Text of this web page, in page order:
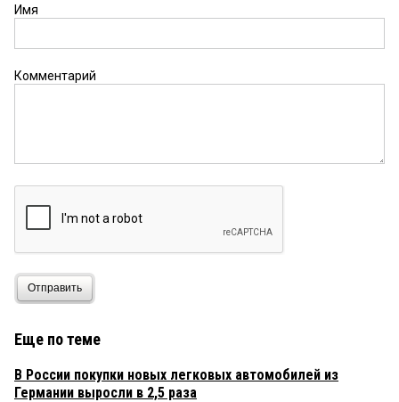
Имя
Комментарий
Отправить
Еще по теме
В России покупки новых легковых автомобилей из
Германии выросли в 2,5 раза